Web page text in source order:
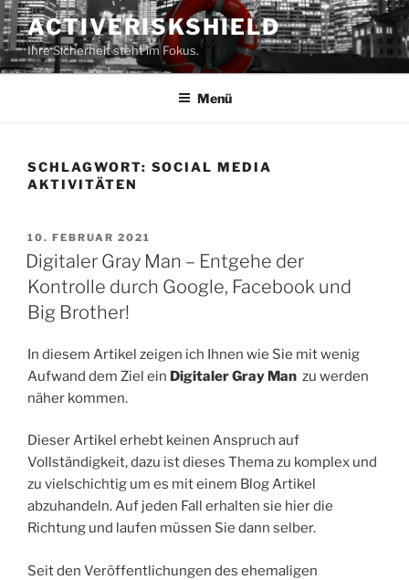
Zum
Inhalt
springen
ACTIVERISKSHIELD
Ihre Sicherheit steht im Fokus.
Menü
SCHLAGWORT: SOCIAL MEDIA
AKTIVITÄTEN
VERÖFFENTLICHT
AM
10. FEBRUAR 2021
Digitaler Gray Man – Entgehe der
Kontrolle durch Google, Facebook und
Big Brother!
In diesem Artikel zeigen ich Ihnen wie Sie mit wenig
Aufwand dem Ziel ein Digitaler Gray Man zu werden
näher kommen.
Dieser Artikel erhebt keinen Anspruch auf
Vollständigkeit, dazu ist dieses Thema zu komplex und
zu vielschichtig um es mit einem Blog Artikel
abzuhandeln. Auf jeden Fall erhalten sie hier die
Richtung und laufen müssen Sie dann selber.
Seit den Veröffentlichungen des ehemaligen